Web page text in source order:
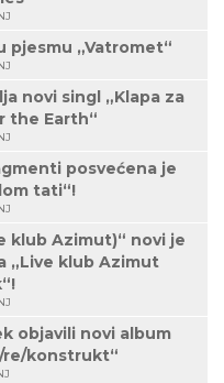
pjesmu „Vatromet“
novi singl „Klapa za
the Earth“
posvećena je
tati“!
klub Azimut)“ novi je
„Live klub Azimut
objavili novi album
re/konstrukt“